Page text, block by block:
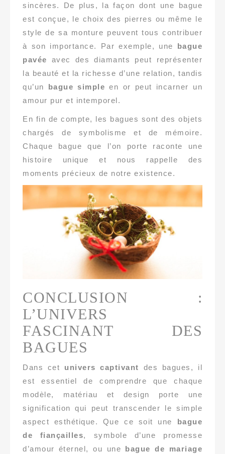
sincères. De plus, la façon dont une bague
est conçue, le choix des pierres ou même le
style de sa monture peuvent tous contribuer
à son importance. Par exemple, une bague
pavée avec des diamants peut représenter
la beauté et la richesse d’une relation, tandis
qu’un bague simple en or peut incarner un
amour pur et intemporel.
En fin de compte, les bagues sont des objets
chargés de symbolisme et de mémoire.
Chaque bague que l’on porte raconte une
histoire unique et nous rappelle des
moments précieux de notre existence.
CONCLUSION :
L’UNIVERS
FASCINANT DES
BAGUES
Dans cet univers captivant
des bagues, il
est essentiel de comprendre que chaque
modèle, matériau et design porte une
signification qui peut transcender le simple
aspect esthétique. Que ce soit une bague
de fiançailles, symbole d’une promesse
d’amour éternel, ou une bague de mariage